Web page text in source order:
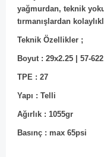
yağmurdan, teknik
tırmanışlardan
Teknik Özellikler ;
Boyut : 29x2.25 | 57-622
TPE : 27
Yapı : Telli
Ağırlık : 1055gr
Basınç : max 65psi